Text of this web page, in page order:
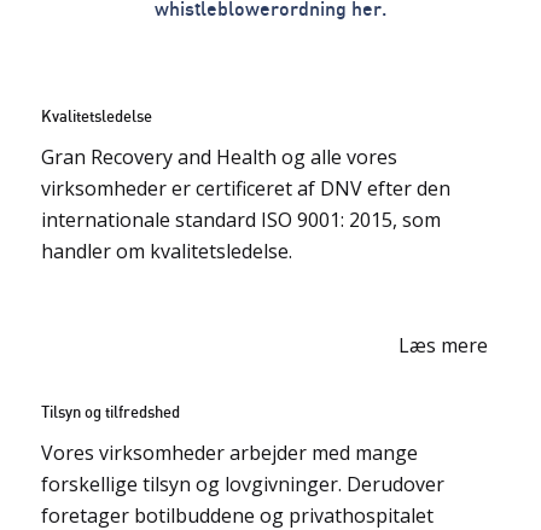
whistleblowerordning her.
Kvalitetsledelse
Gran Recovery and Health og alle vores
virksomheder er certificeret af DNV efter den
internationale standard ISO 9001: 2015, som
handler om kvalitetsledelse.
Læs mere
Tilsyn og tilfredshed
Vores virksomheder arbejder med mange
forskellige tilsyn og lovgivninger. Derudover
foretager botilbuddene og privathospitalet